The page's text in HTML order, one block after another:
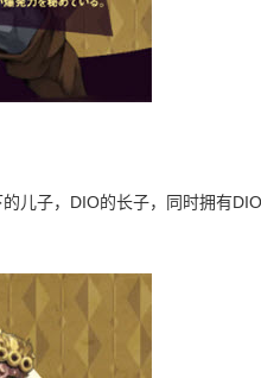
儿子，DIO的长子，同时拥有